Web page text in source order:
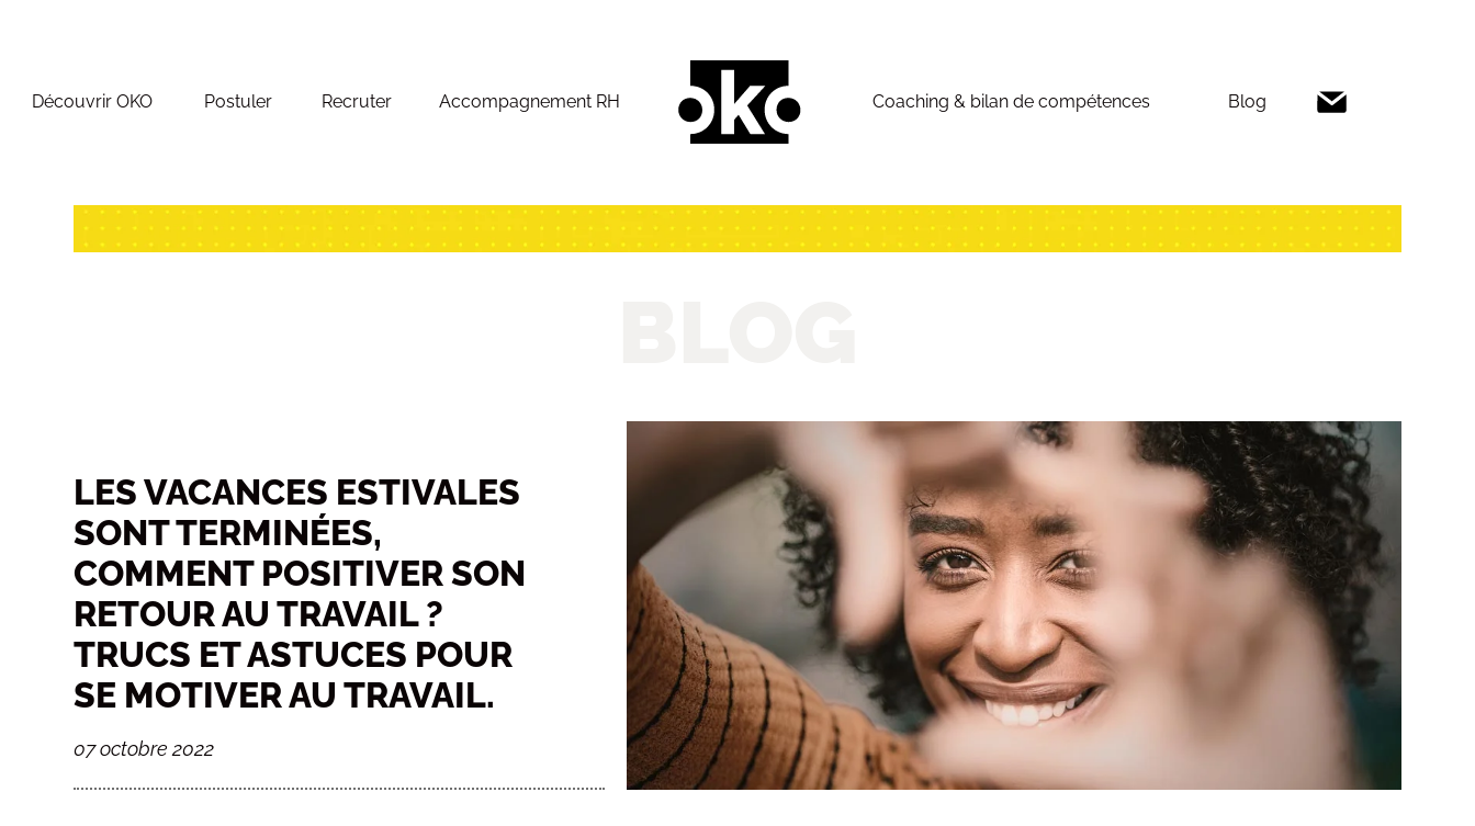
Découvrir OKO Postuler Recruter Accompagnement RH Coaching & bilan de compétences Blog
LES VACANCES ESTIVALES
SONT TERMINÉES,
COMMENT POSITIVER SON
RETOUR AU TRAVAIL ?
TRUCS ET ASTUCES POUR
SE MOTIVER AU TRAVAIL.
07 octobre 2022